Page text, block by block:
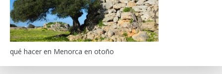
qué hacer en Menorca en otoño